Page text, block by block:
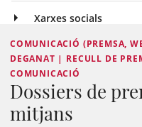
Xarxes socials
COMUNICACIÓ (PREMSA,
DEGANAT | RECULL DE
COMUNICACIÓ
Dossiers de
mitjans